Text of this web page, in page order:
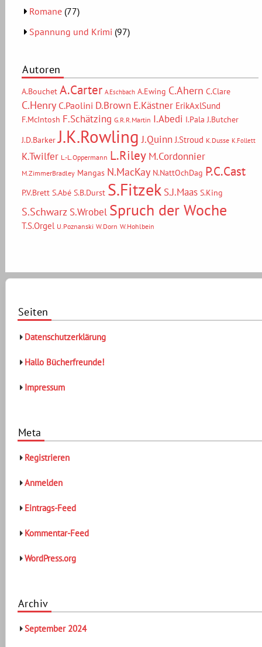
Romane (77)
Spannung und Krimi (97)
Autoren
A.Bouchet A.Carter A.Eschbach A.Ewing C.Ahern C.Clare
C.Henry C.Paolini D.Brown E.Kästner ErikAxlSund
F.McIntosh F.Schätzing G.R.R.Martin I.Abedi I.Pala J.Butcher
J.D.Barker J.K.Rowling J.Quinn J.Stroud K.Dusse K.Follett
K.Twilfer L.-L.Oppermann L.Riley M.Cordonnier
M.ZimmerBradley Mangas N.MacKay N.NattOchDag P.C.Cast
P.V.Brett S.Abé S.B.Durst S.Fitzek S.J.Maas S.King
S.Schwarz S.Wrobel Spruch der Woche
T.S.Orgel U.Poznanski W.Dorn W.Hohlbein
Seiten
Datenschutzerklärung
Hallo Bücherfreunde!
Impressum
Meta
Registrieren
Anmelden
Eintrags-Feed
Kommentar-Feed
WordPress.org
Archiv
September 2024